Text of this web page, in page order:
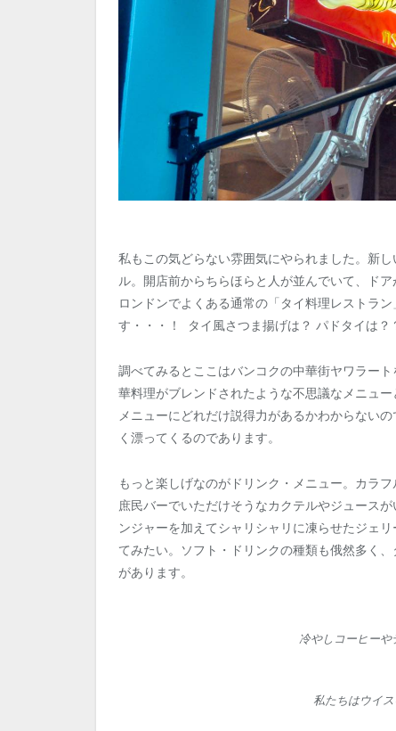
私もこの気どらない雰囲気にやられました。新
ル。開店前からちらほらと人が並んでいて、ド
ロンドンでよくある通常の「タイ料理レストラ
す・・・！ タイ風さつま揚げは？ パドタイは？
調べてみるとここはバンコクの中華街ヤワラー
華料理がブレンドされたような不思議なメニュ
メニューにどれだけ説得力があるかわからない
く漂ってくるのであります。
もっと楽しげなのがドリンク・メニュー。カラ
庶民バーでいただけそうなカクテルやジュース
ンジャーを加えてシャリシャリに凍らせたジェ
てみたい。ソフト・ドリンクの種類も俄然多く
があります。
冷やしコーヒーや
私たちはウイ